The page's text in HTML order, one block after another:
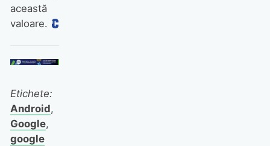
această
valoare.
Etichete:
Android,
Google,
google